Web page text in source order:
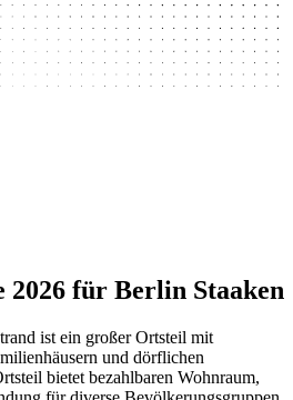
für Berlin Staaken
ist ein großer Ortsteil mit
und dörflichen
bietet bezahlbaren Wohnraum,